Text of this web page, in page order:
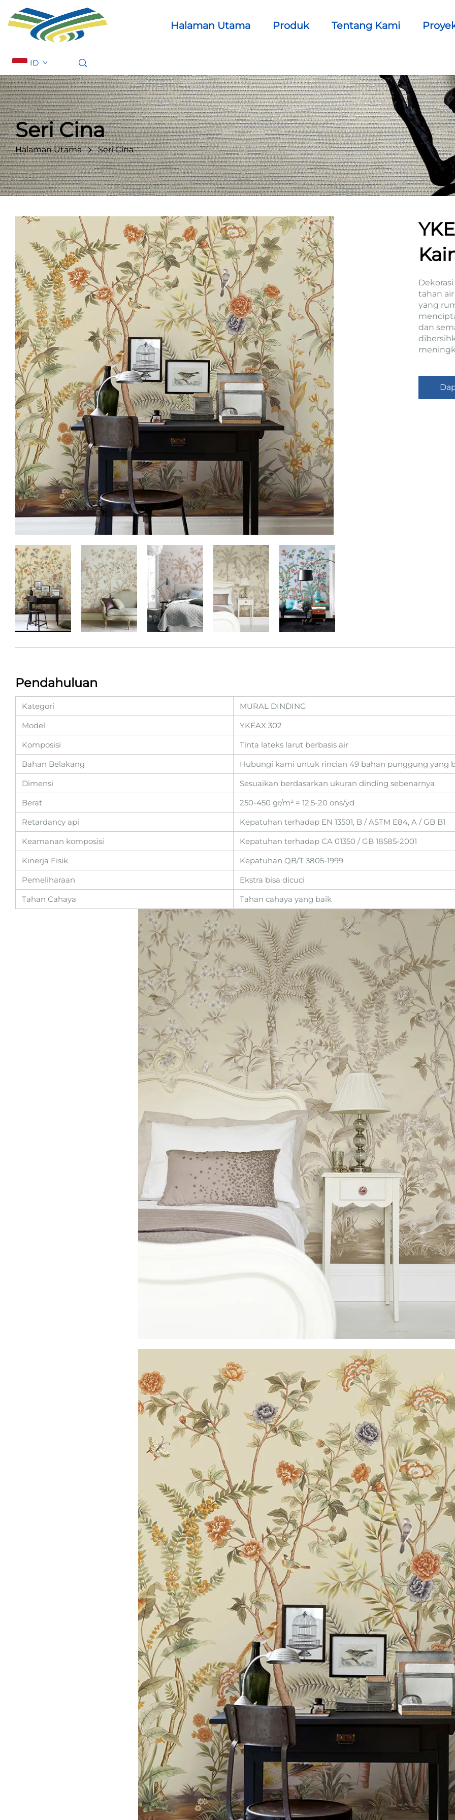
Halaman Utama Produk Tentang Kami
ID
Seri Cina
Halaman Utama Seri Cina
tahan
yang
dan
Pendahuluan
Kategori
MURAL DINDING
Model
YKEAX 302
Komposisi
Tinta lateks larut berbasis air
Bahan Belakang
Hubungi kami untuk rincian 49 bahan punggung yang
Dimensi
Sesuaikan berdasarkan ukuran dinding sebenarnya
Berat
250-450 gr/m² = 12,5-20 ons/yd
Retardancy api
Kepatuhan terhadap EN 13501, B / ASTM E84, A / GB B1
Keamanan komposisi
Kepatuhan terhadap CA 01350 / GB 18585-2001
Kinerja Fisik
Kepatuhan QB/T 3805-1999
Pemeliharaan
Ekstra bisa dicuci
Tahan Cahaya
Tahan cahaya yang baik